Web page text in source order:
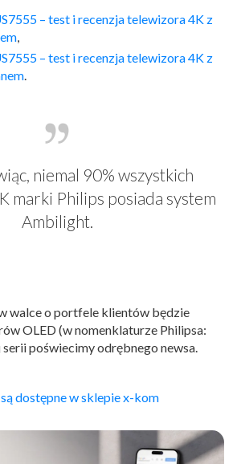
– test i recenzja telewizora 4K z
,
– test i recenzja telewizora 4K z
.
niemal 90% wszystkich
marki Philips posiada system
Ambilight.
walce o portfele klientów będzie
OLED (w nomenklaturze Philipsa:
poświecimy odrębnego newsa.
dostępne w sklepie x-kom